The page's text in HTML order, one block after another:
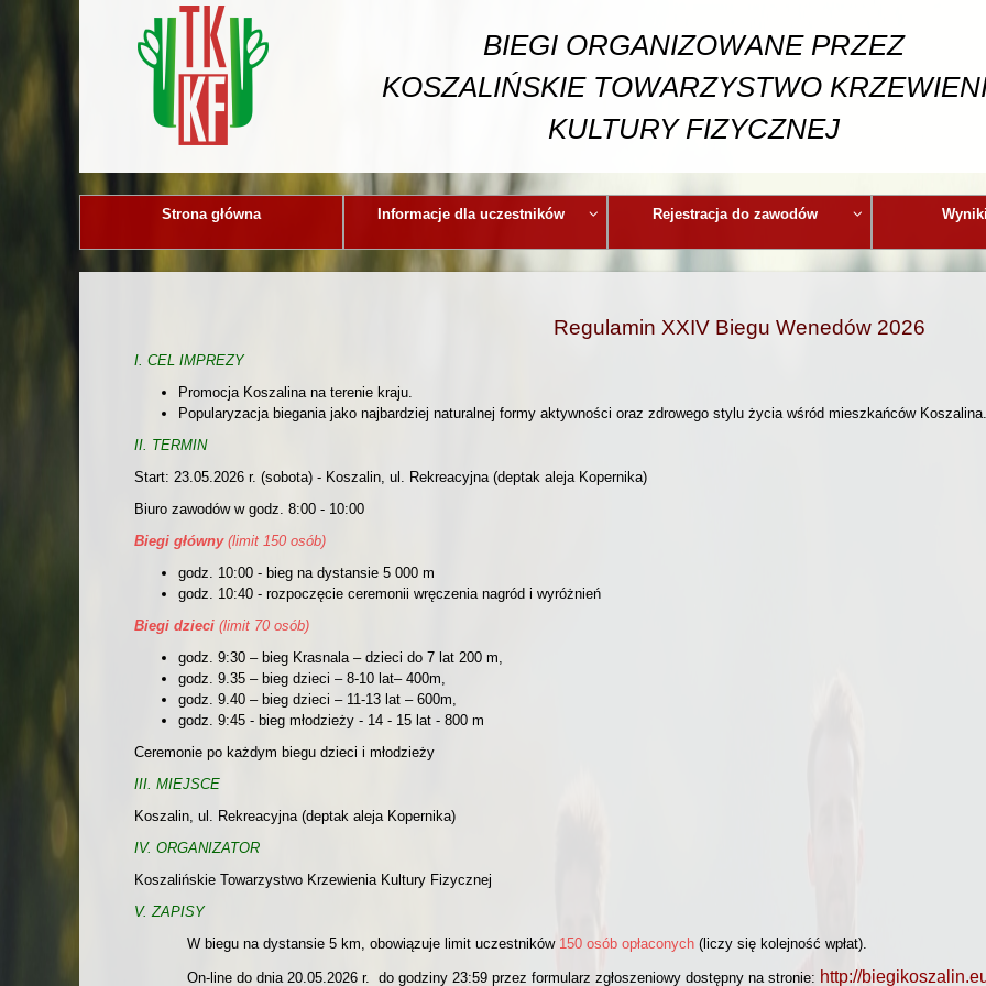
BIEGI ORGANIZOWANE PRZEZ
KOSZALIŃSKIE TOWARZYSTWO
KULTURY FIZYCZNEJ
Strona główna Informacje dla uczestników Rejestracja do zawodów
Regulamin XXIV Biegu Wenedów 2026
I. CEL IMPREZY
Promocja Koszalina na terenie kraju.
Popularyzacja biegania jako najbardziej naturalnej formy aktywności oraz zdrowego stylu życia wśród mieszkańców Koszalina.
II. TERMIN
Start: 23.05.2026 r. (sobota) - Koszalin, ul. Rekreacyjna (deptak aleja Kopernika)
Biuro zawodów w godz. 8:00 - 10:00
Biegi główny (limit 150 osób)
godz. 10:00 - bieg na dystansie 5 000 m
godz. 10:40 - rozpoczęcie ceremonii wręczenia nagród i wyróżnień
Biegi dzieci (limit 70 osób)
godz. 9:30 – bieg Krasnala – dzieci do 7 lat 200 m,
godz. 9.35 – bieg dzieci – 8-10 lat– 400m,
godz. 9.40 – bieg dzieci – 11-13 lat – 600m,
godz. 9:45 - bieg młodzieży - 14 - 15 lat - 800 m
Ceremonie po każdym biegu dzieci i młodzieży
III. MIEJSCE
Koszalin, ul. Rekreacyjna (deptak aleja Kopernika)
IV. ORGANIZATOR
Koszalińskie Towarzystwo Krzewienia Kultury Fizycznej
V. ZAPISY
W biegu na dystansie 5 km, obowiązuje limit uczestników 150 osób opłaconych (liczy się kolejność wpłat).
On-line do dnia 20.05.2026 r. do godziny 23:59 przez formularz zgłoszeniowy dostępny na stronie: http://